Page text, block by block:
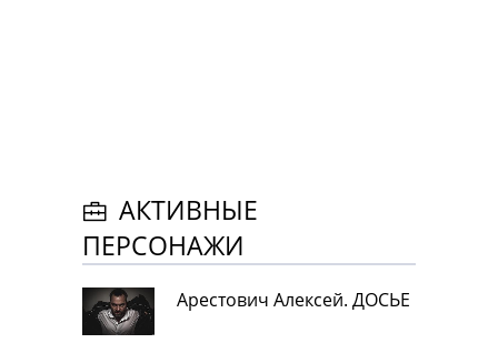
АКТИВНЫЕ
ПЕРСОНАЖИ
Арестович Алексей. ДОСЬЕ